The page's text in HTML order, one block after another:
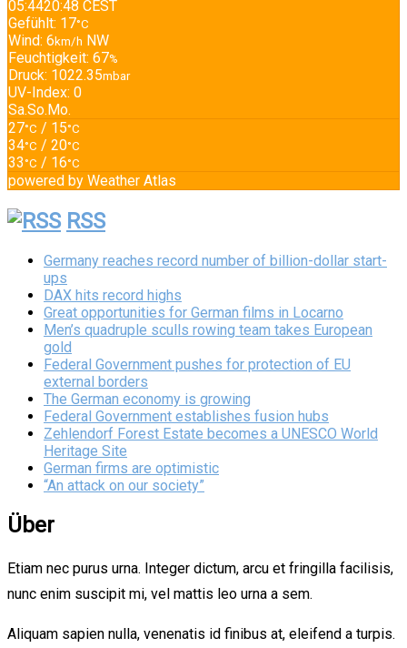
05:4420:48 CEST
Gefühlt: 17°C
Wind: 6 km/h NW
Feuchtigkeit: 67%
Druck: 1022.35mbar
UV-Index: 0
Sa.So.Mo.
27°C / 15°C
34°C / 20°C
33°C / 16°C
powered by Weather Atlas
RSS
Germany reaches record number of billion-dollar start-
ups
DAX hits record highs
Great opportunities for German films in Locarno
Men’s quadruple sculls rowing team takes European
gold
Federal Government pushes for protection of EU
external borders
The German economy is growing
Federal Government establishes fusion hubs
Zehlendorf Forest Estate becomes a UNESCO World
Heritage Site
German firms are optimistic
“An attack on our society”
Über
Etiam nec purus urna. Integer dictum, arcu et fringilla facilisis,
nunc enim suscipit mi, vel mattis leo urna a sem.
Aliquam sapien nulla, venenatis id finibus at, eleifend a turpis.